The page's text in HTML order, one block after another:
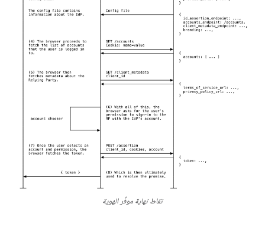
نقاط نهاية موفِّر الهوية